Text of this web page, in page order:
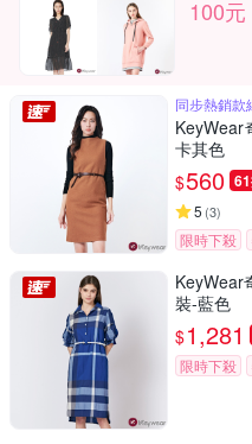
100元
同步熱銷款
卡其色
$560
5 (3)
限時下殺
KeyWear
裝-藍色
$1,281
限時下殺